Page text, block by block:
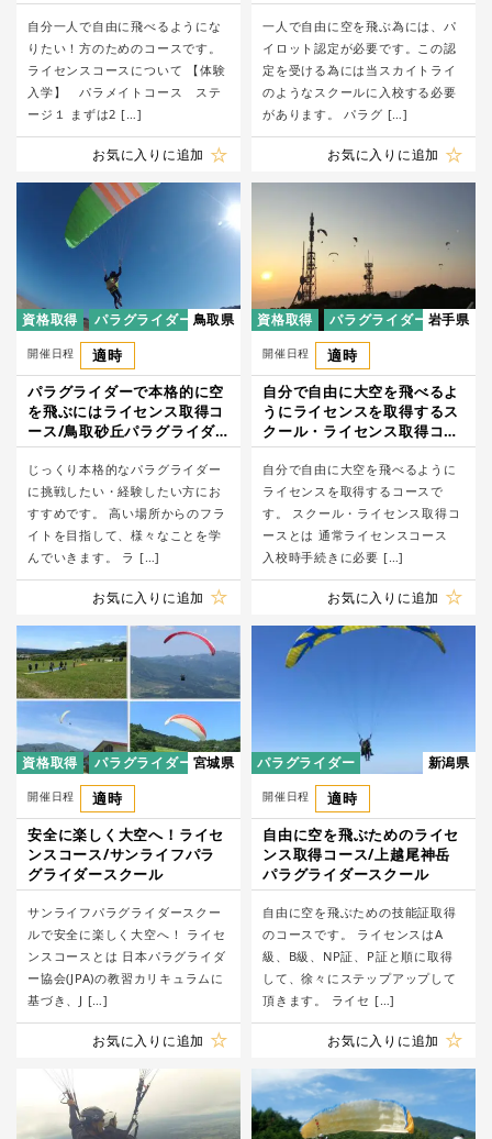
自分一人で自由に飛べるようにな
りたい！方のためのコースです。
ライセンスコースについて 【体験
入学】 パラメイトコース ステ
ージ１ まずは2 […]
お気に入りに追加
一人で自由に空を飛ぶ為には、パ
イロット認定が必要です。この認
定を受ける為には当スカイトライ
のようなスクールに入校する必要
があります。 パラグ […]
お気に入りに追加
資格取得 パラグライダー 鳥取県
開催日程
適時
パラグライダーで本格的に空
を飛ぶにはライセンス取得コ
ース/鳥取砂丘パラグライダ
ースクール
じっくり本格的なパラグライダー
に挑戦したい・経験したい方にお
すすめです。 高い場所からのフラ
イトを目指して、様々なことを学
んでいきます。 ラ […]
お気に入りに追加
資格取得 パラグライダー 岩手県
開催日程
適時
自分で自由に大空を飛べるよ
うにライセンスを取得するス
クール・ライセンス取得コー
ス/MAPSパラグライダースク
ール
自分で自由に大空を飛べるように
ライセンスを取得するコースで
す。 スクール・ライセンス取得コ
ースとは 通常ライセンスコース
入校時手続きに必要 […]
お気に入りに追加
資格取得 パラグライダー 宮城県
開催日程
適時
安全に楽しく大空へ！ライセ
ンスコース/サンライフパラ
グライダースクール
サンライフパラグライダースクー
ルで安全に楽しく大空へ！ ライセ
ンスコースとは 日本パラグライダ
ー協会(JPA)の教習カリキュラムに
基づき、J […]
お気に入りに追加
パラグライダー 新潟県
開催日程
適時
自由に空を飛ぶためのライセ
ンス取得コース/上越尾神岳
パラグライダースクール
自由に空を飛ぶための技能証取得
のコースです。 ライセンスはA
級、B級、NP証、P証と順に取得
して、徐々にステップアップして
頂きます。 ライセ […]
お気に入りに追加